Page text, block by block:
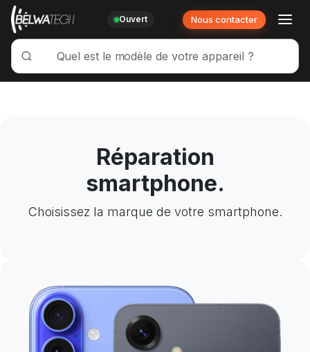
Ouvert Nous contacter
Réparation
smartphone.
Choisissez la marque de votre smartphone.